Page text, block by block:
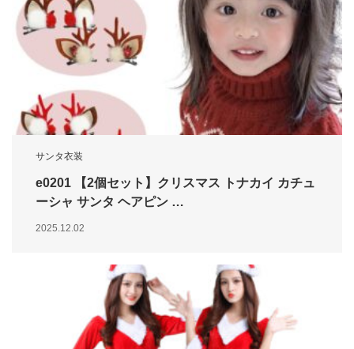
サンタ衣装
e0201 【2個セット】クリスマス トナカイ カチュ
ーシャ サンタ ヘアピン …
2025.12.02